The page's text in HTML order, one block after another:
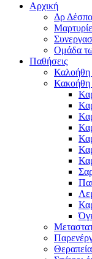
Αρχική
Δρ
Ομάδα
Παθήσεις